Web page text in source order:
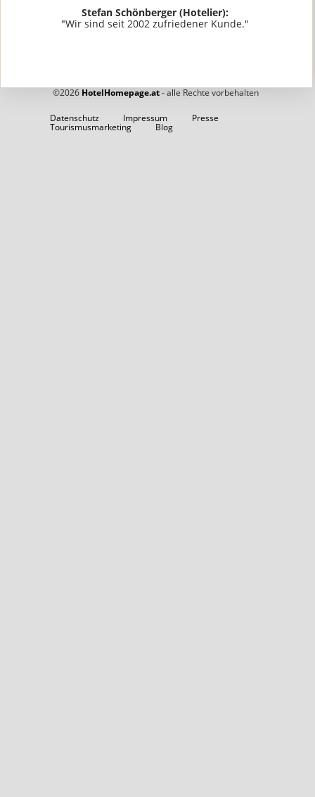
Stefan Schönberger (Hotelier):
"Wir sind seit 2002 zufriedener Kunde."
©2026 HotelHomepage.at - alle Rechte vorbehalten
Datenschutz Impressum
Presse
Tourismusmarketing
Blog